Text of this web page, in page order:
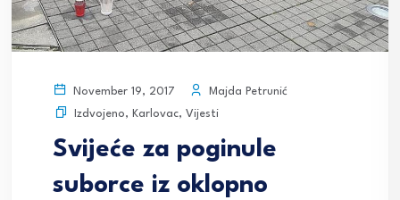
November 19, 2017
Majda Petrunić
Izdvojeno, Karlovac, Vijesti
Svijeće za poginule
suborce iz oklopno